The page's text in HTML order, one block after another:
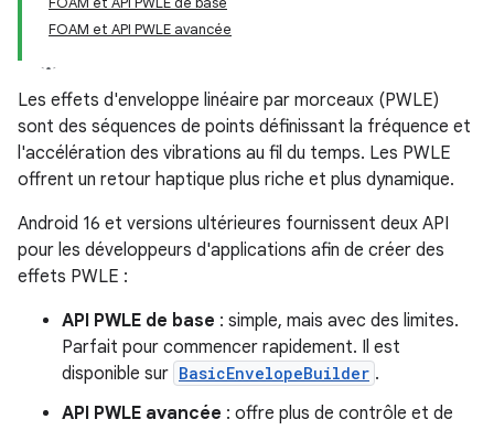
FOAM et API PWLE avancée
Les effets d'enveloppe linéaire par morceaux (PWLE)
sont des séquences de points définissant la fréquence et
l'accélération des vibrations au fil du temps. Les PWLE
offrent un retour haptique plus riche et plus dynamique.
Android 16 et versions ultérieures fournissent deux API
pour les développeurs d'applications afin de créer des
effets PWLE :
API PWLE de base : simple, mais avec des limites.
Parfait pour commencer rapidement. Il est
disponible sur BasicEnvelopeBuilder .
API PWLE avancée : offre plus de contrôle et de